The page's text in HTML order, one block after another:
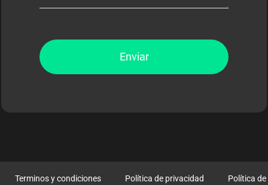
Enviar
Terminos y condiciones Política de privacidad Política